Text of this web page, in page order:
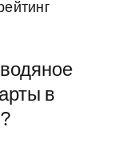
в